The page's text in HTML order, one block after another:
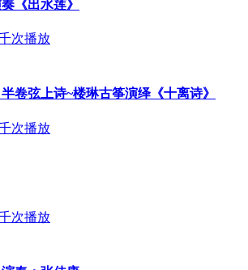
《出水莲》
次播放
卷弦上诗~楼琳古筝演绎《十离诗》
次播放
次播放